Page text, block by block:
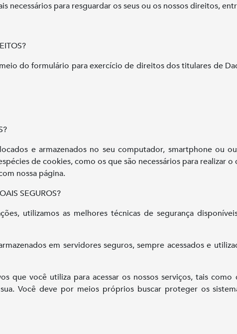
necessários para resguardar os seus ou os nossos direitos,
do formulário para exercício de direitos dos titulares de
e armazenados no seu computador, smartphone ou
de cookies, como os que são necessários para realizar
nossa página.
SEGUROS?
utilizamos as melhores técnicas de segurança
em servidores seguros, sempre acessados e
que você utiliza para acessar os nossos serviços, tais
Você deve por meios próprios buscar proteger os